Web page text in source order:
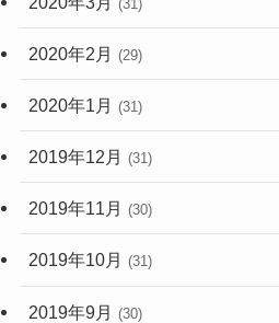
(31)
2020年2月 (29)
2020年1月 (31)
2019年12月 (31)
2019年11月 (30)
2019年10月 (31)
2019年9月 (30)